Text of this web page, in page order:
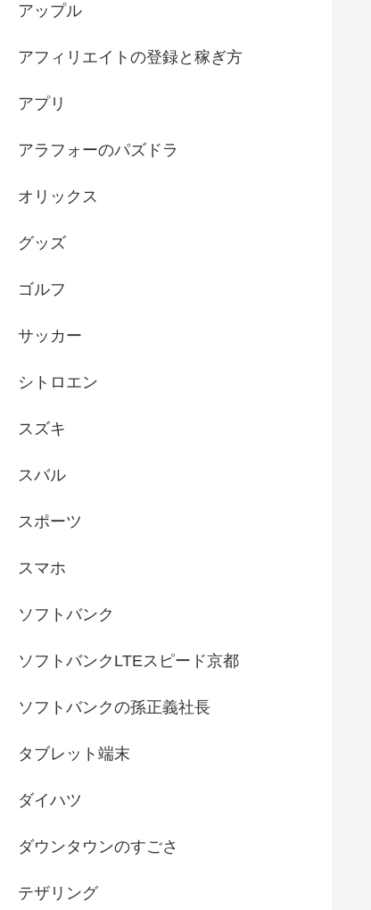
アップル
アフィリエイトの登録と稼ぎ方
アプリ
アラフォーのパズドラ
オリックス
グッズ
ゴルフ
サッカー
シトロエン
スズキ
スバル
スポーツ
スマホ
ソフトバンク
ソフトバンクLTEスピード京都
ソフトバンクの孫正義社長
タブレット端末
ダイハツ
ダウンタウンのすごさ
テザリング